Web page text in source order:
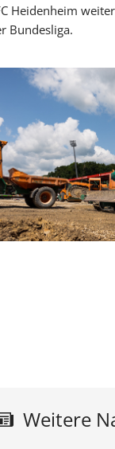
Heidenheim
Bundesliga.
Weitere